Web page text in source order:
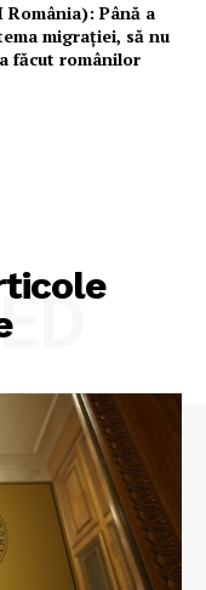
Până a
migrației, să nu
făcut românilor